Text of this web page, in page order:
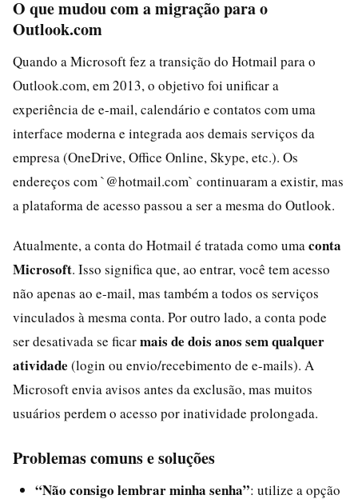
O que mudou com a migração para o
Outlook.com
Quando a Microsoft fez a transição do Hotmail para o
Outlook.com, em 2013, o objetivo foi unificar a
experiência de e-mail, calendário e contatos com uma
interface moderna e integrada aos demais serviços da
empresa (OneDrive, Office Online, Skype, etc.). Os
endereços com `@hotmail.com` continuaram a existir, mas
a plataforma de acesso passou a ser a mesma do Outlook.
Atualmente, a conta do Hotmail é tratada como uma conta
Microsoft. Isso significa que, ao entrar, você tem acesso
não apenas ao e-mail, mas também a todos os serviços
vinculados à mesma conta. Por outro lado, a conta pode
ser desativada se ficarmais de dois anos sem qualquer
atividade (login ou envio/recebimento de e-mails). A
Microsoft envia avisos antes da exclusão, mas muitos
usuários perdem o acesso por inatividade prolongada.
Problemas comuns e soluções
“Não consigo lembrar minha senha”: utilize a opção